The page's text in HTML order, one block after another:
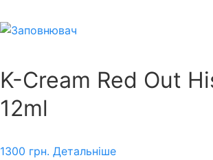
K-Cream Red Out
12ml
1300 грн. Детальніше